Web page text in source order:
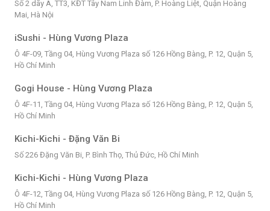
Số 2 dãy A, TT3, KĐT Tây Nam Linh Đàm, P. Hoàng Liệt, Quận Hoàng
Mai, Hà Nội
iSushi - Hùng Vương Plaza
Ô 4F-09, Tầng 04, Hùng Vương Plaza số 126 Hồng Bàng, P. 12, Quận 5,
Hồ Chí Minh
Gogi House - Hùng Vương Plaza
Ô 4F-11, Tầng 04, Hùng Vương Plaza số 126 Hồng Bàng, P. 12, Quận 5,
Hồ Chí Minh
Kichi-Kichi - Đặng Văn Bi
Số 226 Đặng Văn Bi, P. Bình Thọ, Thủ Đức, Hồ Chí Minh
Kichi-Kichi - Hùng Vương Plaza
Ô 4F-12, Tầng 04, Hùng Vương Plaza số 126 Hồng Bàng, P. 12, Quận 5,
Hồ Chí Minh